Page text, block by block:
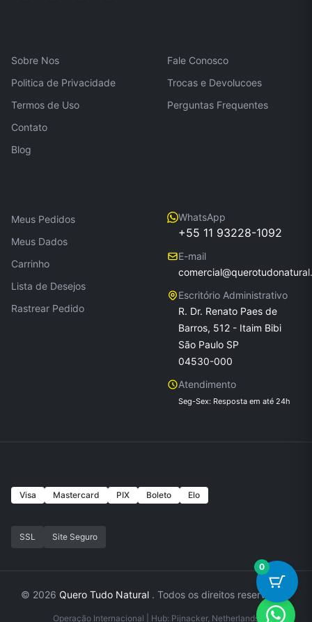
Sobre Nos
Politica de Privacidade
Termos de Uso
Contato
Blog
Fale Conosco
Trocas e Devolucoes
Perguntas Frequentes
Meus Pedidos
Meus Dados
Carrinho
Lista de Desejos
Rastrear Pedido
WhatsApp
+55 11 93228-1092
E-mail
Escritório Administrativo
R. Dr. Renato Paes de
Barros, 512 - Itaim Bibi
São Paulo SP
04530-000
Atendimento
Seg-Sex: Resposta em até 24h
Visa Mastercard PIX Boleto Elo
SSL Site Seguro
© 2026 Quero Tudo Natural . Todos os direitos reservados.
Operação Internacional | Hub: Pijnacker, Netherlands
0